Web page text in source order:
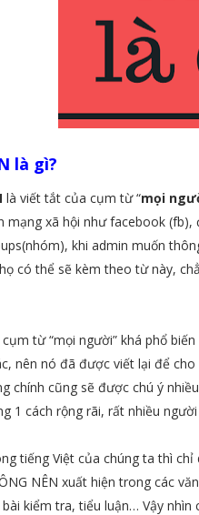
là gì?
là viết tắt của cụm từ “mọi
mạng xã hội như facebook (fb),
khi admin muốn
có thể sẽ kèm theo từ này,
từ “mọi người” khá phổ
nên nó đã được viết lại để
chính cũng sẽ được chú ý
1 cách rộng rãi, rất nhiều
tiếng Việt của chúng ta thì
NÊN xuất hiện trong các
kiểm tra, tiểu luận… Vậy